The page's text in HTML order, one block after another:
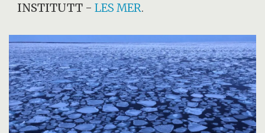
INSTITUTT -LES MER.